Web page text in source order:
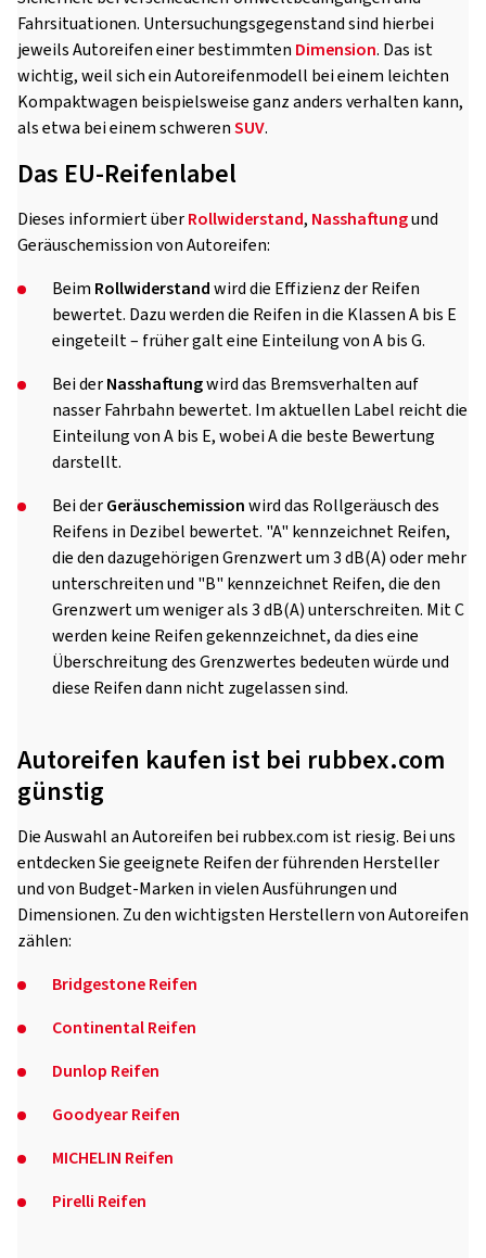
Fahrsituationen. Untersuchungsgegenstand sind hierbei
jeweils Autoreifen einer bestimmten Dimension. Das ist
wichtig, weil sich ein Autoreifenmodell bei einem leichten
Kompaktwagen beispielsweise ganz anders verhalten kann,
als etwa bei einem schwerenSUV.
Das EU-Reifenlabel
Dieses informiert überRollwiderstand, Nasshaftungund
Geräuschemission von Autoreifen:
Beim Rollwiderstandwird die Effizienz der Reifen
bewertet. Dazu werden die Reifen in die Klassen A bis E
eingeteilt – früher galt eine Einteilung von A bis G.
Bei derNasshaftungwird das Bremsverhalten auf
nasser Fahrbahn bewertet. Im aktuellen Label reicht die
Einteilung von A bis E, wobei A die beste Bewertung
darstellt.
Bei derGeräuschemissionwird das Rollgeräusch des
Reifens in Dezibel bewertet. "A" kennzeichnet Reifen,
die den dazugehörigen Grenzwert um 3 dB(A) oder mehr
unterschreiten und "B" kennzeichnet Reifen, die den
Grenzwert um weniger als 3 dB(A) unterschreiten. Mit C
werden keine Reifen gekennzeichnet, da dies eine
Überschreitung des Grenzwertes bedeuten würde und
diese Reifen dann nicht zugelassen sind.
Autoreifen kaufen ist bei rubbex.com
günstig
Die Auswahl an Autoreifen bei rubbex.com ist riesig. Bei uns
entdecken Sie geeignete Reifen der führenden Hersteller
und von Budget-Marken in vielen Ausführungen und
Dimensionen. Zu den wichtigsten Herstellern von Autoreifen
zählen:
Bridgestone Reifen
Continental Reifen
Dunlop Reifen
Goodyear Reifen
MICHELIN Reifen
Pirelli Reifen